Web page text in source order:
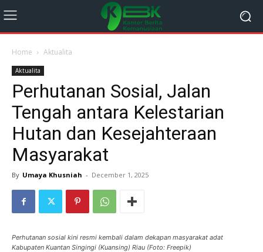
Home Aktualita
Aktualita
Perhutanan Sosial, Jalan
Tengah antara Kelestarian
Hutan dan Kesejahteraan
Masyarakat
By Umaya Khusniah - December 1, 2025
Perhutanan sosial kini resmi kembali dalam dekapan masyarakat adat
Kabupaten Kuantan Singingi (Kuansing) Riau (Foto: Freepik)